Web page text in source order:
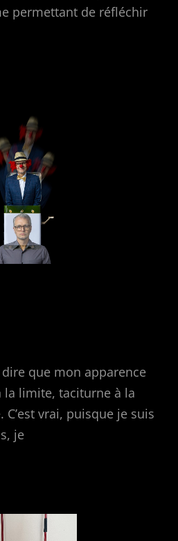
permettant de réfléchir
que mon apparence
la limite, taciturne à la
vrai, puisque je suis
je